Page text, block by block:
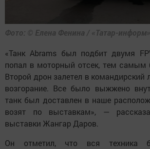
Фото: © Елена Фенина / «Татар-информ»
«Танк Abrams был подбит двумя
попал в моторный отсек, тем самым
Второй дрон залетел в
возгорание. Все было выжжено
танк был доставлен в наше
возят по выставкам», —
выставки Жангар Даров.
Он отметил, что вся техника